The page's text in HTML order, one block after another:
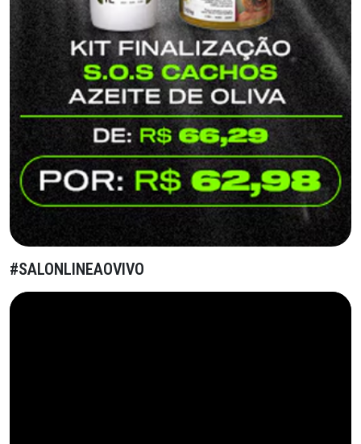
#SALONLINEAOVIVO